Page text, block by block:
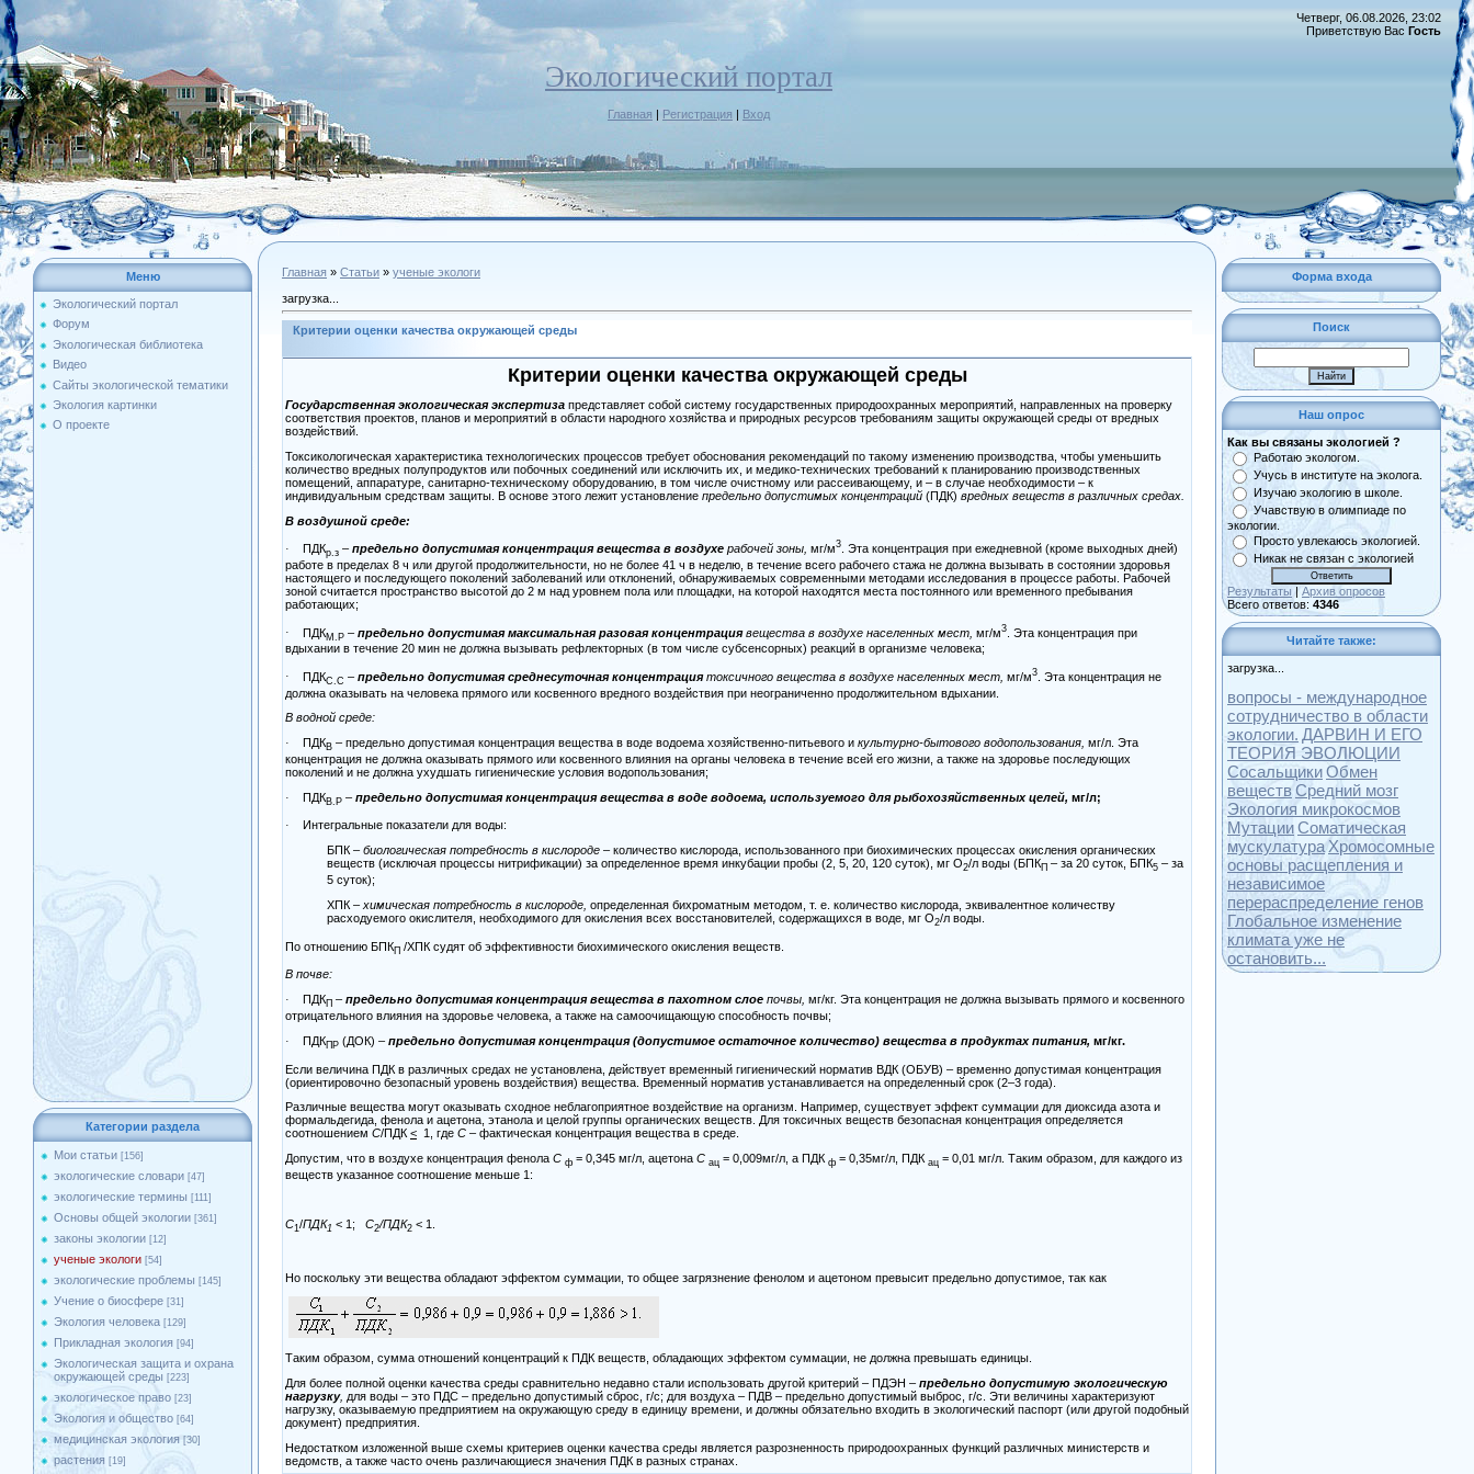
Экологический портал
Главная | Регистрация | Вход
Четверг, 06.08.2026, 23:02
Приветствую Вас Гость
Меню
Экологический портал
Форум
Экологическая библиотека
Видео
Сайты экологической тематики
Экология картинки
О проекте
Категории раздела
Мои статьи [156]
экологические словари [47]
экологические термины [111]
Основы общей экологии [361]
законы экологии [12]
ученые экологи [54]
экологические проблемы [145]
Учение о биосфере [31]
Экология человека [129]
Прикладная экология [94]
Экологическая защита и охрана
окружающей среды [223]
экологическое право [23]
Экология и общество [64]
медицинская экология [30]
растения [19]
Главная » Статьи » ученые экологи
загрузка...
Критерии оценки качества окружающей среды
Критерии оценки качества окружающей среды
Государственная экологическая экспертиза представляет собой систему государственных природоохранных мероприятий, направленных на проверку
соответствия проектов, планов и мероприятий в области народного хозяйства и природных ресурсов требованиям защиты окружающей среды от вредных
воздействий.
Токсикологическая характеристика технологических процессов требует обоснования рекомендаций по такому изменению производства, чтобы уменьшить
количество вредных полупродуктов или побочных соединений или исключить их, и медико-технических требований к планированию производственных
помещений, аппаратуре, санитарно-техническому оборудованию, в том числе очистному или рассеивающему, и – в случае необходимости – к
индивидуальным средствам защиты. В основе этого лежит установление предельно допустимых концентраций (ПДК) вредных веществ в различных средах.
В воздушной среде:
· ПДКр.з – предельно допустимая концентрация вещества в воздухе рабочей зоны, мг/м3 . Эта концентрация при ежедневной (кроме выходных дней)
работе в пределах 8 ч или другой продолжительности, но не более 41 ч в неделю, в течение всего рабочего стажа не должна вызывать в состоянии здоровья
настоящего и последующего поколений заболеваний или отклонений, обнаруживаемых современными методами исследования в процессе работы. Рабочей
зоной считается пространство высотой до 2 м над уровнем пола или площадки, на которой находятся места постоянного или временного пребывания
работающих;
· ПДКМ.Р – предельно допустимая максимальная разовая концентрациявещества в воздухе населенных мест, мг/м3 . Эта концентрация при
вдыхании в течение 20 мин не должна вызывать рефлекторных (в том числе субсенсорных) реакций в организме человека;
· ПДКС.С – предельно допустимая среднесуточная концентрациятоксичного вещества в воздухе населенных мест, мг/м3 . Эта концентрация не
должна оказывать на человека прямого или косвенного вредного воздействия при неограниченно продолжительном вдыхании.
В водной среде:
· ПДКВ – предельно допустимая концентрация вещества в воде водоема хозяйственно-питьевого и культурно-бытового водопользования, мг/л. Эта
концентрация не должна оказывать прямого или косвенного влияния на органы человека в течение всей его жизни, а также на здоровье последующих
поколений и не должна ухудшать гигиенические условия водопользования;
· ПДКВ.Р – предельно допустимая концентрация вещества в воде водоема, используемого для рыбохозяйственных целей, мг/л;
·
Интегральные показатели для воды:
БПК – биологическая потребность в кислороде– количество кислорода, использованного при биохимических процессах окисления органических
веществ (исключая процессы нитрификации) за определенное время инкубации пробы (2, 5, 20, 120 суток), мг О2/л воды (БПКП– за 20 суток, БПК5– за
5 суток);
ХПК – химическая потребность в кислороде, определенная бихроматным методом, т. е. количество кислорода, эквивалентное количеству
расходуемого окислителя, необходимого для окисления всех восстановителей, содержащихся в воде, мг О2/л воды.
По отношению БПКП /ХПК судят об эффективности биохимического окисления веществ.
В почве:
· ПДКП – предельно допустимая концентрация вещества в пахотном слое почвы, мг/кг. Эта концентрация не должна вызывать прямого и косвенного
отрицательного влияния на здоровье человека, а также на самоочищающую способность почвы;
· ПДКПР (ДОК) – предельно допустимая концентрация (допустимое остаточное количество) вещества в продуктах питания, мг/кг.
Если величина ПДК в различных средах не установлена, действует временный гигиенический норматив ВДК (ОБУВ) – временно допустимая концентрация
(ориентировочно безопасный уровень воздействия) вещества. Временный норматив устанавливается на определенный срок (2–3 года).
Различные вещества могут оказывать сходное неблагоприятное воздействие на организм. Например, существует эффект суммации для диоксида азота и
формальдегида, фенола и ацетона, этанола и целой группы органических веществ. Для токсичных веществ безопасная концентрация определяется
соотношением С/ПДК < 1, где С – фактическая концентрация вещества в среде.
Допустим, что в воздухе концентрация фенола С ф = 0,345 мг/л, ацетона С ац = 0,009мг/л, а ПДК ф = 0,35мг/л, ПДК ац = 0,01 мг/л. Таким образом, для каждого из
веществ указанное соотношение меньше 1:
С1/ПДК1 < 1; С2/ПДК2 < 1.
Но поскольку эти вещества обладают эффектом суммации, то общее загрязнение фенолом и ацетоном превысит предельно допустимое, так как
Таким образом, сумма отношений концентраций к ПДК веществ, обладающих эффектом суммации, не должна превышать единицы.
Для более полной оценки качества среды сравнительно недавно стали использовать другой критерий – ПДЭН – предельно допустимую экологическую
нагрузку, для воды – это ПДС – предельно допустимый сброс, г/с; для воздуха – ПДВ – предельно допустимый выброс, г/с. Эти величины характеризуют
нагрузку, оказываемую предприятием на окружающую среду в единицу времени, и должны обязательно входить в экологический паспорт (или другой подобный
документ) предприятия.
Недостатком изложенной выше схемы критериев оценки качества среды является разрозненность природоохранных функций различных министерств и
ведомств, а также часто очень различающиеся значения ПДК в разных странах.
Форма входа
Поиск
Наш опрос
Как вы связаны экологией ?
Работаю экологом.
Учусь в институте на эколога.
Изучаю экологию в школе.
Учавствую в олимпиаде по
экологии.
Просто увлекаюсь экологией.
Никак не связан с экологией
Результаты | Архив опросов
Всего ответов: 4346
Читайте также:
загрузка...
вопросы - международное
сотрудничество в области
экологии. ДАРВИН И ЕГО
ТЕОРИЯ ЭВОЛЮЦИИ
СосальщикиОбмен
веществСредний мозг
Экология микрокосмов
МутацииСоматическая
мускулатураХромосомные
основы расщепления и
независимое
перераспределение генов
Глобальное изменение
климата уже не
остановить...